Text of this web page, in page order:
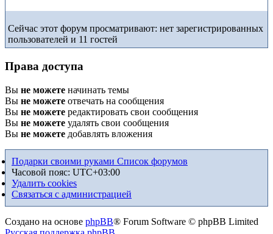
Сейчас этот форум просматривают: нет зарегистрированных
пользователей и 11 гостей
Права доступа
Вы не можете начинать темы
Вы не можете отвечать на сообщения
Вы не можете редактировать свои сообщения
Вы не можете удалять свои сообщения
Вы не можете добавлять вложения
Подарки своими руками Список форумов
Часовой пояс: UTC+03:00
Удалить cookies
Связаться с администрацией
Создано на основе phpBB® Forum Software © phpBB Limited